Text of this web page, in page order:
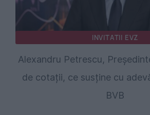
INVITATII EVZ
Alexandru Petrescu,
de cotații, ce susține cu
BVB